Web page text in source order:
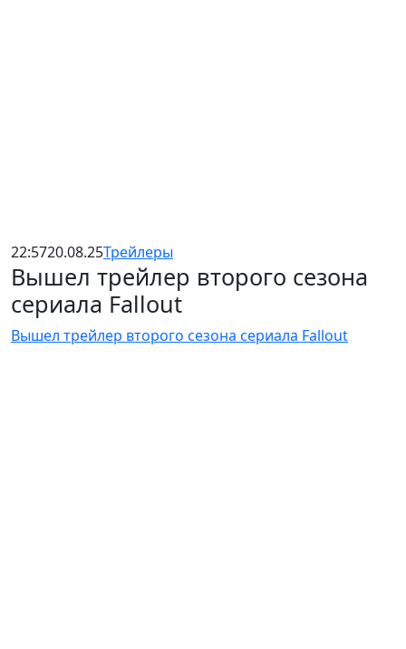
22:5720.08.25Трейлеры
Вышел трейлер второго сезона
сериала Fallout
Вышел трейлер второго сезона сериала Fallout